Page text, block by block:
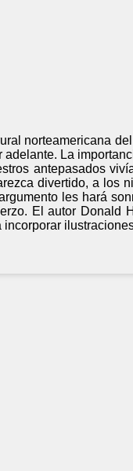
norteamericana
La
antepasados
divertido, a los
les hará
El autor Donald